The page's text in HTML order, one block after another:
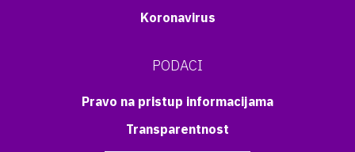
Koronavirus
PODACI
Pravo na pristup informacijama
Transparentnost